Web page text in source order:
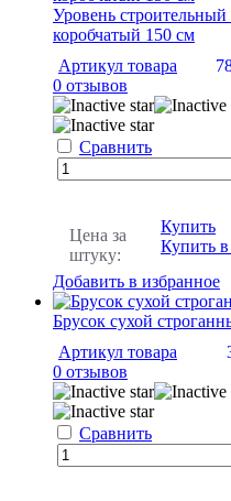
Уровень
коробчатый 150 см
Артикул товара
0 отзывов
Сравнить
Цена за
штуку:
Купить
Купить
Добавить в избранное
Брусок сухой
Артикул товара
0 отзывов
Сравнить